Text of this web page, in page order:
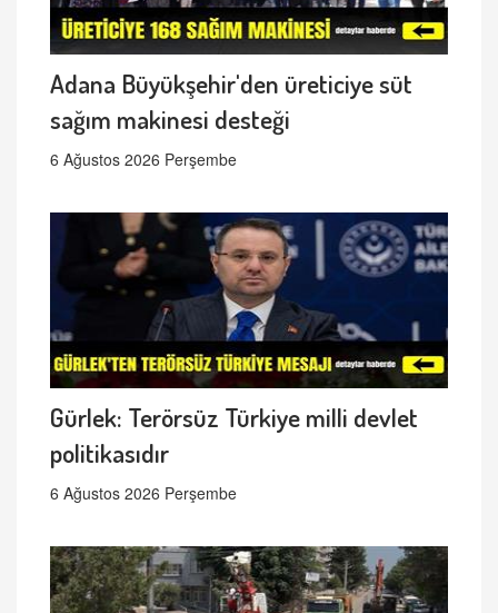
Adana Büyükşehir'den üreticiye süt
sağım makinesi desteği
6 Ağustos 2026 Perşembe
Gürlek: Terörsüz Türkiye milli devlet
politikasıdır
6 Ağustos 2026 Perşembe